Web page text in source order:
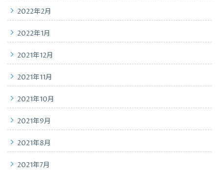
2022年2月
2022年1月
2021年12月
2021年11月
2021年10月
2021年9月
2021年8月
2021年7月